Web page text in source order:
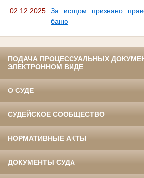
02.12.2025
За истцом признано
баню
ПОДАЧА ПРОЦЕССУАЛЬНЫХ
ЭЛЕКТРОННОМ ВИДЕ
О СУДЕ
СУДЕЙСКОЕ СООБЩЕСТВО
НОРМАТИВНЫЕ АКТЫ
ДОКУМЕНТЫ СУДА